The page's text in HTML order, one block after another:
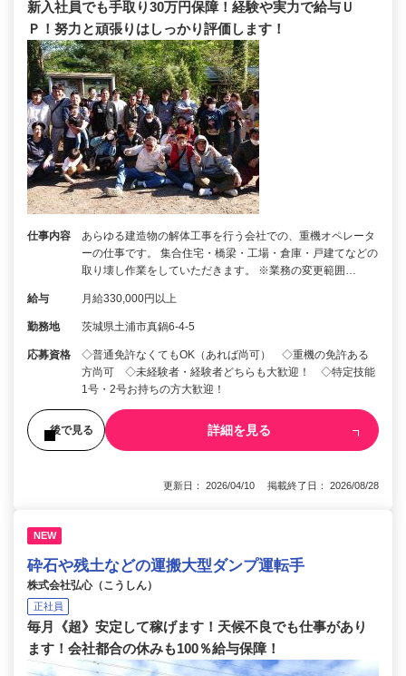
新入社員でも手取り30万円保障！経験や実力で給与Ｕ
Ｐ！努力と頑張りはしっかり評価します！
仕事内容
あらゆる建造物の解体工事を行う会社での、重機オペレータ
ーの仕事です。 集合住宅・橋梁・工場・倉庫・戸建てなどの
取り壊し作業をしていただきます。 ※業務の変更範囲…
給与 月給330,000円以上
勤務地 茨城県土浦市真鍋6-4-5
応募資格
◇普通免許なくてもOK（あれば尚可） ◇重機の免許ある
方尚可 ◇未経験者・経験者どちらも大歓迎！ ◇特定技能
1号・2号お持ちの方大歓迎！
後で見る 詳細を見る
更新日： 2026/04/10 掲載終了日： 2026/08/28
NEW
砕石や残土などの運搬大型ダンプ運転手
株式会社弘心（こうしん）
正社員
毎月《超》安定して稼げます！天候不良でも仕事があり
ます！会社都合の休みも100％給与保障！